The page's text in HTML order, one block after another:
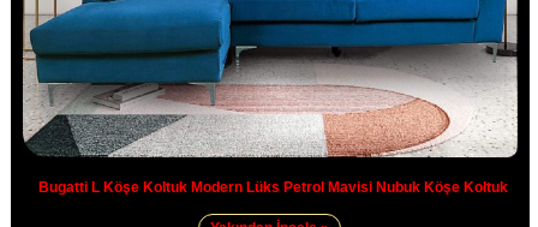
Bugatti L Köşe Koltuk Modern Lüks Petrol Mavisi Nubuk Köşe Koltuk